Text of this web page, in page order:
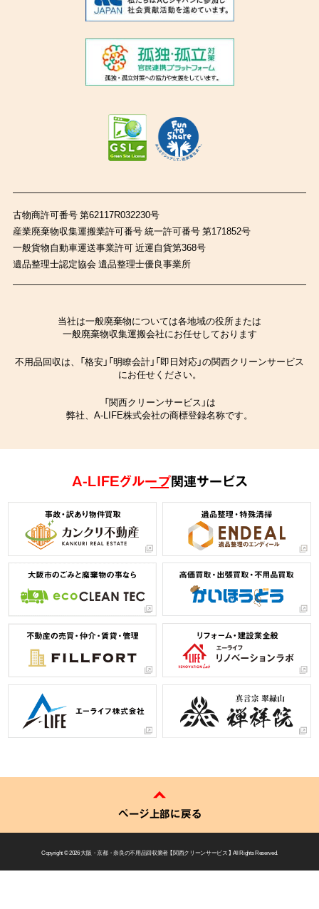
古物商許可番号 第62117R032230号
産業廃棄物収集運搬業許可番号 統一許可番号 第171852号
一般貨物自動車運送事業許可 近運自貨第368号
遺品整理士認定協会 遺品整理士優良事業所
当社は一般廃棄物については各地域の役所または
一般廃棄物収集運搬会社にお任せしております
不用品回収は、「格安」「明瞭会計」「即日対応」の関西クリーンサービス
にお任せください。
「関西クリーンサービス」は
弊社、A-LIFE株式会社の商標登録名称です。
A-LIFEグループ関連サービス
ページ上部に戻る
Copyright © 2026大阪・京都・奈良の不用品回収業者 【 関西クリーンサービス 】 All Rights Reserved.